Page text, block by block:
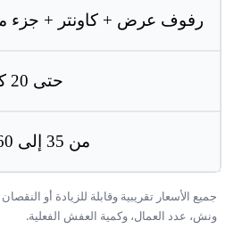
رفوف عرض + كاونتر + جزء
حتى 20 كم
من 35 إلى 60 دينار
جميع الأسعار تقريبية وقابلة للزيادة أو
ونش، عدد العمال، وكمية العفش الفعلية.